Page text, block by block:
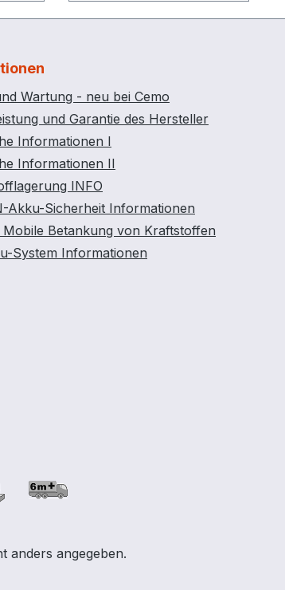
Wartung - neu bei Cemo
und Garantie des Hersteller
Informationen I
Informationen II
INFO
Akku-Sicherheit Informationen
Mobile Betankung von Kraftstoffen
System Informationen
anders angegeben.